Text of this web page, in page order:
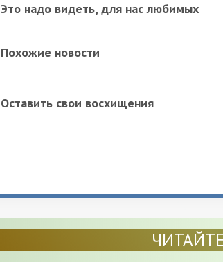
Это надо видеть, для нас любимых
Похожие новости
Оставить свои восхищения